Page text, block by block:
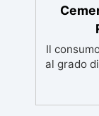
Il
al grado
risultato